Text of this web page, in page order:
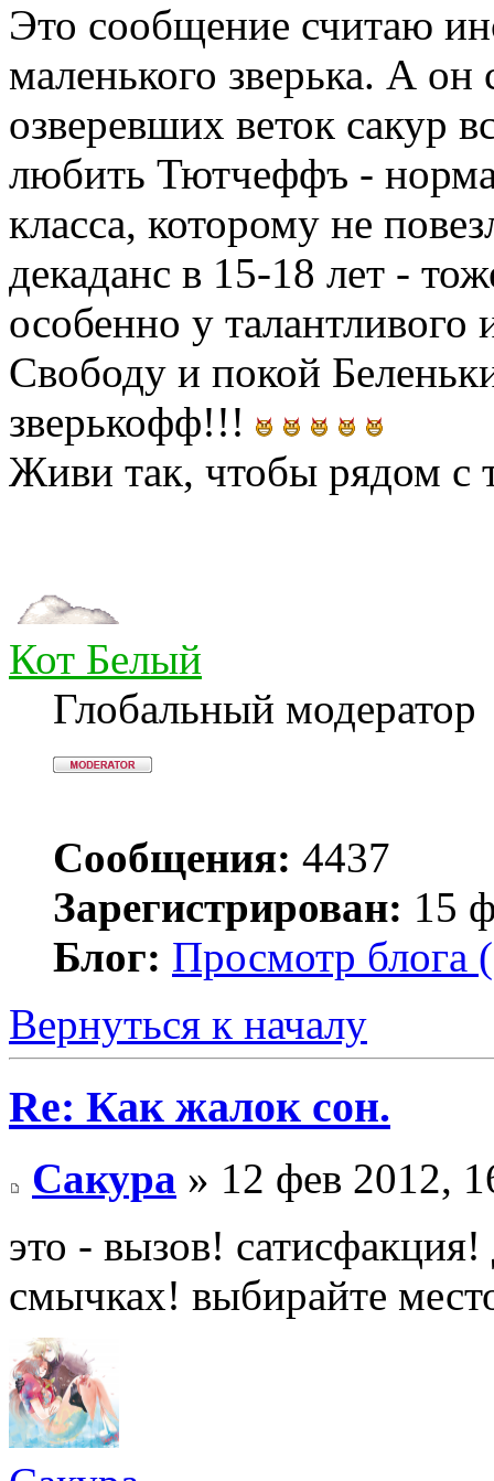
Это сообщение считаю
маленького зверька. А
озверевших веток сакур
любить Тютчеффъ -
класса, которому не
декаданс в 15-18 лет -
особенно у
Свободу и покой
зверькофф!!!
Живи так, чтобы рядом с
Кот Белый
Глобальный модератор
Сообщения: 4437
Зарегистрирован: 15
Блог: Просмотр блога
Вернуться к началу
Re: Как жалок сон.
Сакура » 12 фев 2012,
это - вызов!
смычках! выбирайте